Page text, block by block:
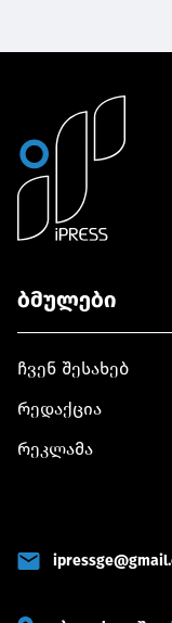
ბმულები
ჩვენ შესახებ
რედაქცია
რეკლამა